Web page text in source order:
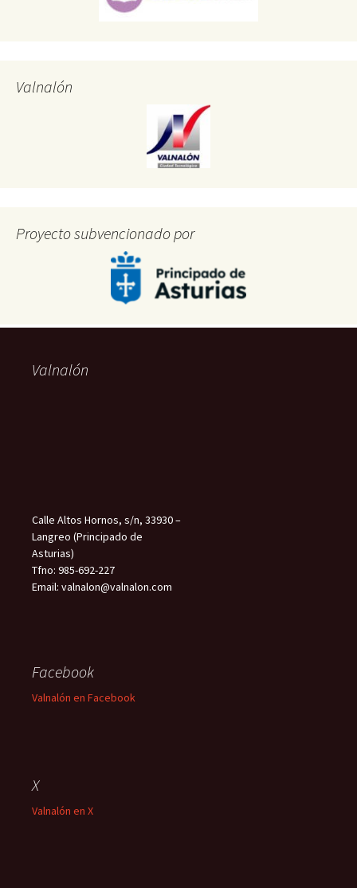
Valnalón
Proyecto subvencionado por
Valnalón
Calle Altos Hornos, s/n, 33930 –
Langreo (Principado de
Asturias)
Tfno: 985-692-227
Email: valnalon@valnalon.com
Facebook
Valnalón en Facebook
X
Valnalón en X